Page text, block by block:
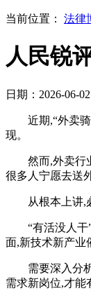
当前位置： 法律
人民锐
日期： 2026-06-
近期,“外卖
现。
然而,外卖行
很多人宁愿去送
从根本上讲,
“有活没人
面,新技术新产业
需要深入分
需求新岗位,才能